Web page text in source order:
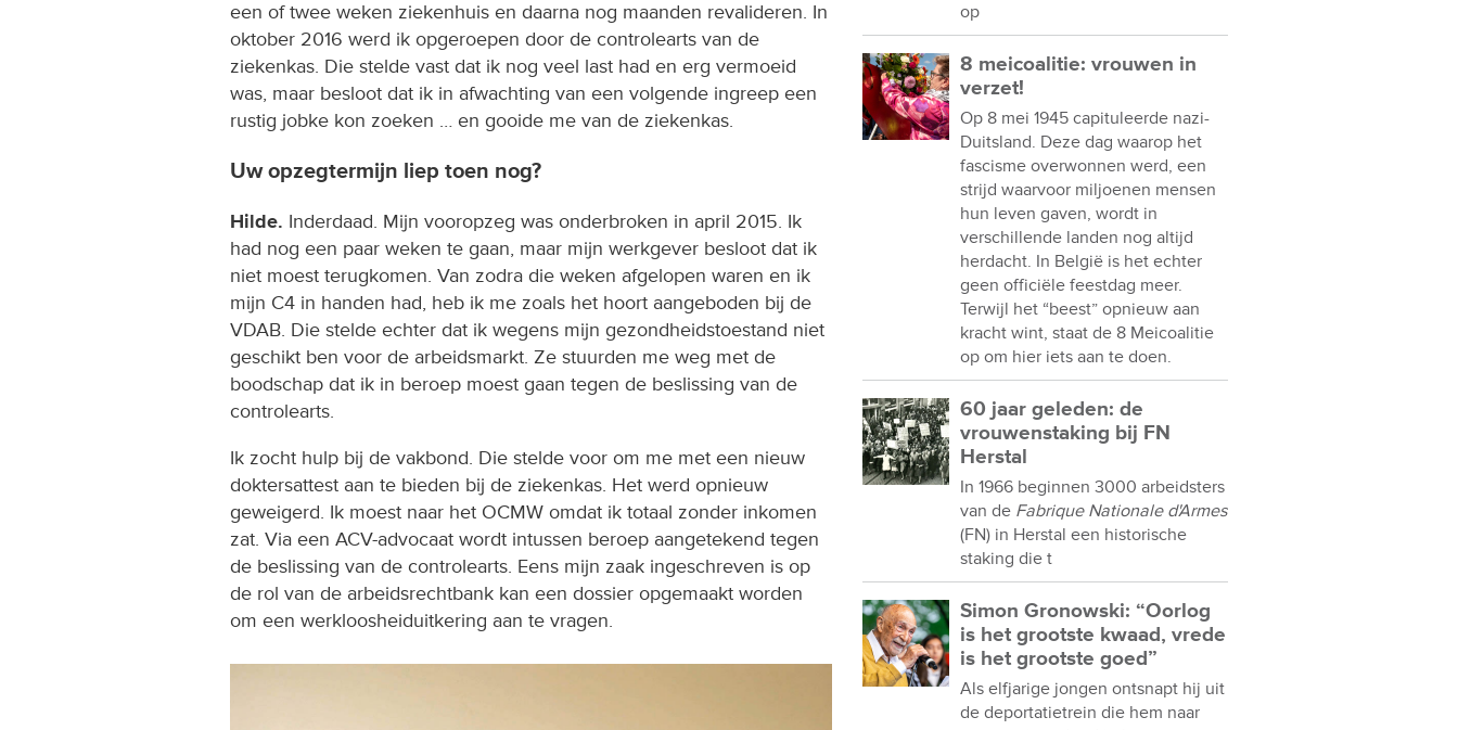
een of twee weken ziekenhuis en daarna nog maanden revalideren. In
oktober 2016 werd ik opgeroepen door de controlearts van de
ziekenkas. Die stelde vast dat ik nog veel last had en erg vermoeid
was, maar besloot dat ik in afwachting van een volgende ingreep een
rustig jobke kon zoeken … en gooide me van de ziekenkas.
Uw opzegtermijn liep toen nog?
Hilde. Inderdaad. Mijn vooropzeg was onderbroken in april 2015. Ik
had nog een paar weken te gaan, maar mijn werkgever besloot dat ik
niet moest terugkomen. Van zodra die weken afgelopen waren en ik
mijn C4 in handen had, heb ik me zoals het hoort aangeboden bij de
VDAB. Die stelde echter dat ik wegens mijn gezondheidstoestand niet
geschikt ben voor de arbeidsmarkt. Ze stuurden me weg met de
boodschap dat ik in beroep moest gaan tegen de beslissing van de
controlearts.
Ik zocht hulp bij de vakbond. Die stelde voor om me met een nieuw
doktersattest aan te bieden bij de ziekenkas. Het werd opnieuw
geweigerd. Ik moest naar het OCMW omdat ik totaal zonder inkomen
zat. Via een ACV-advocaat wordt intussen beroep aangetekend tegen
de beslissing van de controlearts. Eens mijn zaak ingeschreven is op
de rol van de arbeidsrechtbank kan een dossier opgemaakt worden
om een werkloosheiduitkering aan te vragen.
op
8 meicoalitie: vrouwen in
verzet!
Op 8 mei 1945 capituleerde nazi-
Duitsland. Deze dag waarop het
fascisme overwonnen werd, een
strijd waarvoor miljoenen mensen
hun leven gaven, wordt in
verschillende landen nog altijd
herdacht. In België is het echter
geen officiële feestdag meer.
Terwijl het “beest” opnieuw aan
kracht wint, staat de 8 Meicoalitie
op om hier iets aan te doen.
60 jaar geleden: de
vrouwenstaking bij FN
Herstal
In 1966 beginnen 3000 arbeidsters
van de Fabrique Nationale d'Armes
(FN) in Herstal een historische
staking die t
Simon Gronowski: “Oorlog
is het grootste kwaad, vrede
is het grootste goed”
Als elfjarige jongen ontsnapt hij uit
de deportatietrein die hem naar